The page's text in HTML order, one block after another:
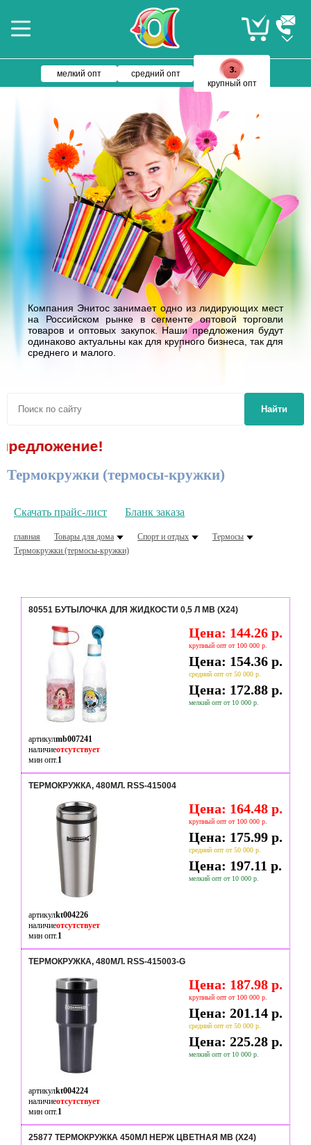
мелкий опт
средний опт
крупный опт
Компания Энитос занимает одно из лидирующих мест
на Российском рынке в сегменте оптовой торговли
товаров и оптовых закупок. Наши предложения будут
одинаково актуальны как для крупного бизнеса, так для
среднего и малого.
Найти
Термокружки (термосы-кружки)
Скачать прайс-лист Бланк заказа
главная Товары для дома Спорт и отдых
Термосы
Термокружки (термосы-кружки)
80551 БУТЫЛОЧКА ДЛЯ ЖИДКОСТИ 0,5 Л MB (Х24)
Цена: 144.26 р.
крупный опт от 100 000 р.
Цена: 154.36 р.
средний опт от 50 000 р.
Цена: 172.88 р.
мелкий опт от 10 000 р.
артикулmb007241
наличиеотсутствует
мин опт.1
ТЕРМОКРУЖКА, 480МЛ. RSS-415004
Цена: 164.48 р.
крупный опт от 100 000 р.
Цена: 175.99 р.
средний опт от 50 000 р.
Цена: 197.11 р.
мелкий опт от 10 000 р.
артикулkt004226
наличиеотсутствует
мин опт.1
ТЕРМОКРУЖКА, 480МЛ. RSS-415003-G
Цена: 187.98 р.
крупный опт от 100 000 р.
Цена: 201.14 р.
средний опт от 50 000 р.
Цена: 225.28 р.
мелкий опт от 10 000 р.
артикулkt004224
наличиеотсутствует
мин опт.1
25877 ТЕРМОКРУЖКА 450МЛ НЕРЖ ЦВЕТНАЯ МВ (Х24)